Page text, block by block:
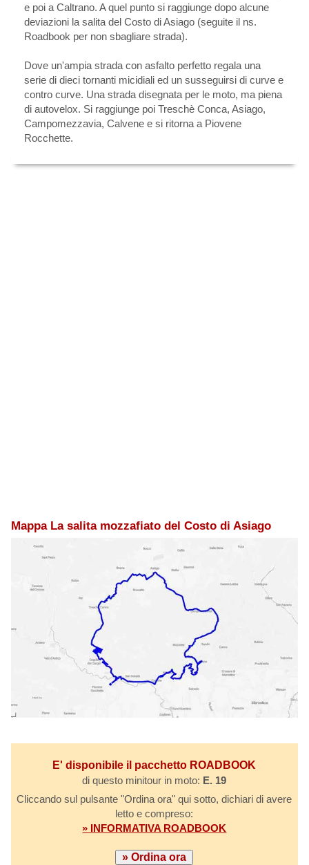
e poi a Caltrano. A quel punto si raggiunge dopo alcune
deviazioni la salita del Costo di Asiago (seguite il ns.
Roadbook per non sbagliare strada).
Dove un'ampia strada con asfalto perfetto regala una
serie di dieci tornanti micidiali ed un susseguirsi di curve e
contro curve. Una strada disegnata per le moto, ma piena
di autovelox. Si raggiunge poi Treschè Conca, Asiago,
Campomezzavia, Calvene e si ritorna a Piovene
Rocchette.
Mappa La salita mozzafiato del Costo di Asiago
E' disponibile il pacchetto ROADBOOK
di questo minitour in moto: E. 19
Cliccando sul pulsante "Ordina ora" qui sotto, dichiari di avere
letto e compreso:
» INFORMATIVA ROADBOOK